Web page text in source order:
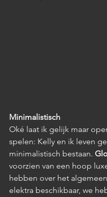
Minimalistisch
Oké laat ik gelijk maar
spelen: Kelly en ik leven
minimalistisch bestaan.
voorzien van een hoop
hebben over het
elektra beschikbaar, we